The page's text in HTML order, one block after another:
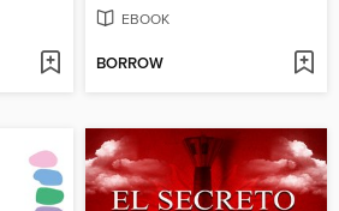
EBOOK
BORROW